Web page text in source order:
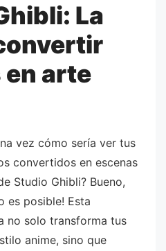
La
arte
vez cómo sería ver tus
convertidos en escenas
Studio Ghibli? Bueno,
es posible! Esta
no solo transforma tus
anime, sino que